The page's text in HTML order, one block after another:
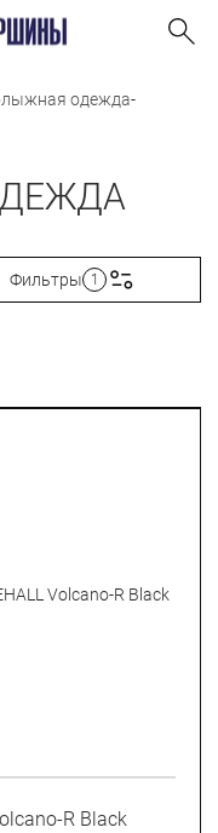
одежда-
Фильтры 1
R Black